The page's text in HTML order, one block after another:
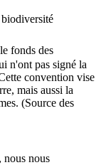
fonds des
n'ont pas signé la
convention vise
mais aussi la
(Source des
nous nous